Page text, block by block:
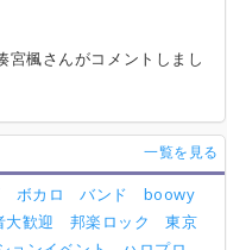
宮楓さんがコメントしまし
一覧を見る
ボカロ バンド
boowy
大歓迎 邦楽ロック
東京